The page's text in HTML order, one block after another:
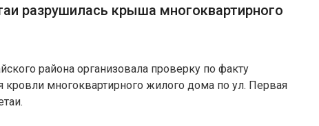
разрушилась крыша многоквартирного
района организовала проверку по факту
кровли многоквартирного жилого дома по ул. Первая